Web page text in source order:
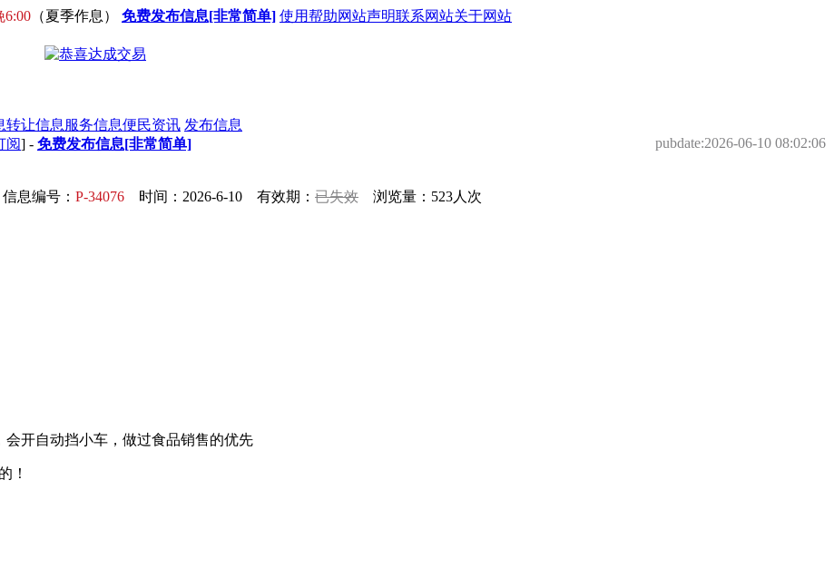
6:00 （夏季作息） 免费发布信息[非常简单] 使用帮助网站声明联系网站关于网站
转让信息 服务信息便民资讯 发布信息
阅] - 免费发布信息[非常简单] pubdate:2026-06-10 08:02:06
信息编号： P-34076 时间：2026-6-10 有效期： 已失效 浏览量：523人次
开自动挡小车，做过食品销售的优先
！